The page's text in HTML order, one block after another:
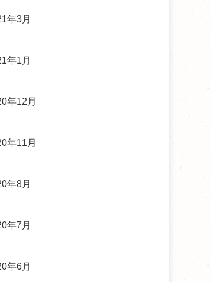
年3月
年1月
年12月
年11月
年8月
年7月
年6月